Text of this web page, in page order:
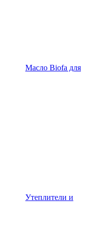
Масло Biofa для
Утеплители и